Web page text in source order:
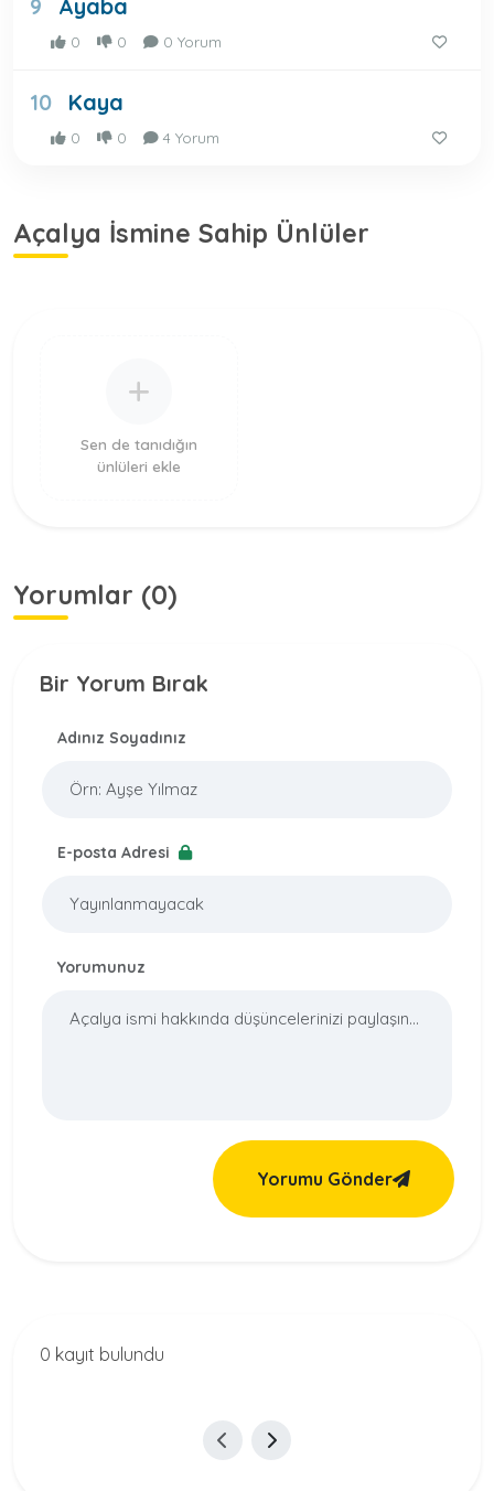
9 Ayaba
0 0 0 Yorum
10 Kaya
0 0 4 Yorum
Açalya İsmine Sahip Ünlüler
Sen de tanıdığın
ünlüleri ekle
Yorumlar (0)
Bir Yorum Bırak
Adınız Soyadınız
E-posta Adresi
Yorumunuz
Yorumu Gönder
0 kayıt bulundu